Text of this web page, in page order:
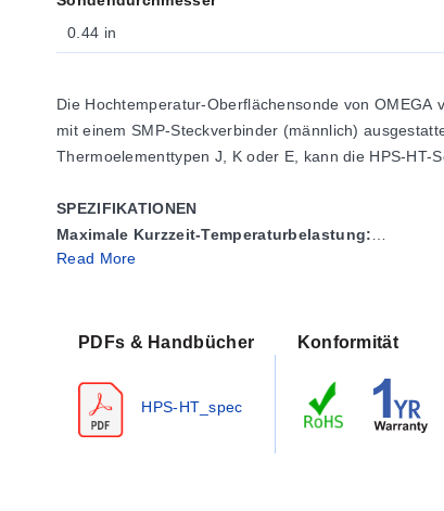
0.44 in
Die Hochtemperatur-Oberflächensonde von
mit einem SMP-Steckverbinder (männlich)
Thermoelementtypen J, K oder E, kann die HPS-HT-
SPEZIFIKATIONEN
Maximale Kurzzeit-Temperaturbelastung:
Typ K:1100°C (2000°F)
Maximale Griff-Temperatur:
70°C (160°F)
Kabel: 300 mm (1') ausziehbar, dehnbar auf 1,5 m
Read More
PDFs & Handbücher
HPS-HT_spec
Konformität